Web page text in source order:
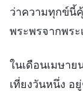
ว่าความทุกข์นี้
พระพรจากพระ
ในเดือนเมษา
เที่ยงวันหนึ่ง อ